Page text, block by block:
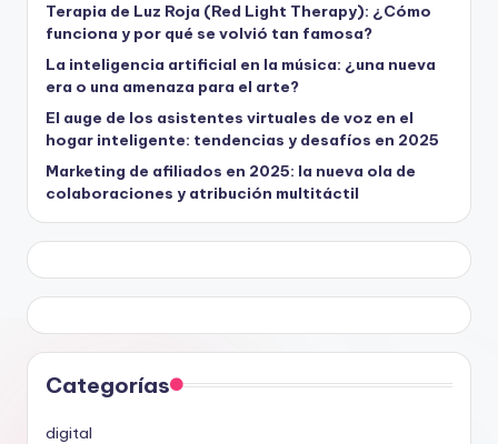
Terapia de Luz Roja (Red Light Therapy): ¿Cómo
funciona y por qué se volvió tan famosa?
La inteligencia artificial en la música: ¿una nueva
era o una amenaza para el arte?
El auge de los asistentes virtuales de voz en el
hogar inteligente: tendencias y desafíos en 2025
Marketing de afiliados en 2025: la nueva ola de
colaboraciones y atribución multitáctil
Categorías
digital